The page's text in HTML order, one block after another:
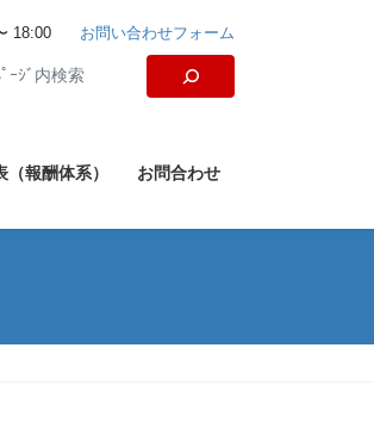
18:00 お問い合わせフォーム
（報酬体系） お問合わせ